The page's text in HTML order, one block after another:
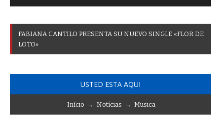
FABIANA CANTILO PRESENTA SU NUEVO SINGLE «FLOR DE
LOTO»
USTED ESTA AQUI
Início → Notícias → Musica